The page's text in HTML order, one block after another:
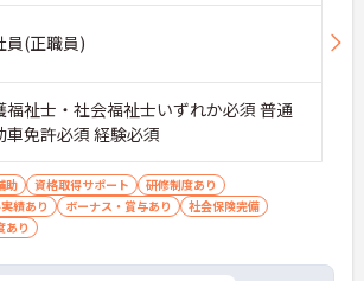
員(正職員)
福祉士・社会福祉士いずれか必須 普通
車免許必須 経験必須
助 資格取得サポート
研修制度あり
績あり
ボーナス・賞与あり
社会保険完備
あり